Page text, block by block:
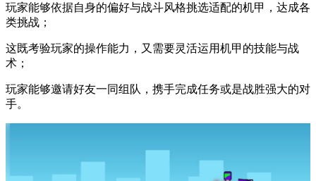
玩家能够依据自身的偏好与战斗风格挑选适配的机甲，达成各
类挑战；
这既考验玩家的操作能力，又需要灵活运用机甲的技能与战
术；
玩家能够邀请好友一同组队，携手完成任务或是战胜强大的对
手。